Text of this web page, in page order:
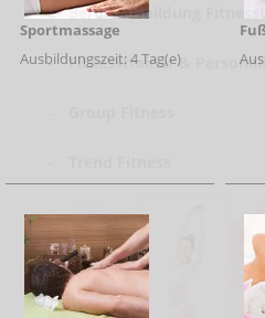
Sportmassage
Ausbildungszeit: 4 Tag(e)
- Berufsausbildung
- Fitnesstrainer &